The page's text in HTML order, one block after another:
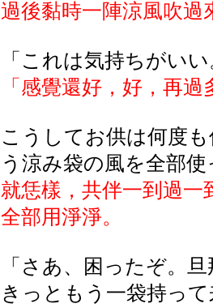
過後黏時一陣涼風吹過
「これは気持ちがい
「感覺還好，好，再
こうしてお供は何度
う涼み袋の風を全部
就恁樣，共伴一到過一
全部用淨淨。
「さあ、困ったぞ。
きっともう一袋持っ